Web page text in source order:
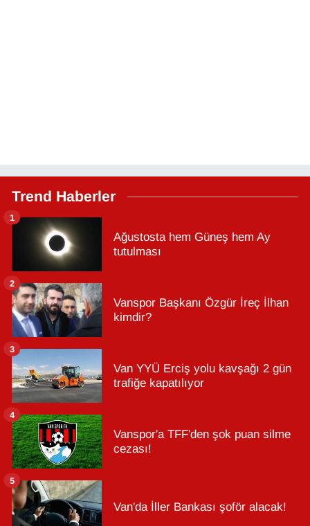
Trend Haberler
Ağustosta hem Güneş hem Ay
tutulması
1
Vanspor Başkanı Özgür İreç İlhan
kimdir?
2
Van YYÜ Erciş yolu kavşağı 2 gün
trafiğe kapatılıyor
3
Vanspor'a TFF'den şok puan silme
cezası!
4
Van'da İller Bankası şoför alacak!
5